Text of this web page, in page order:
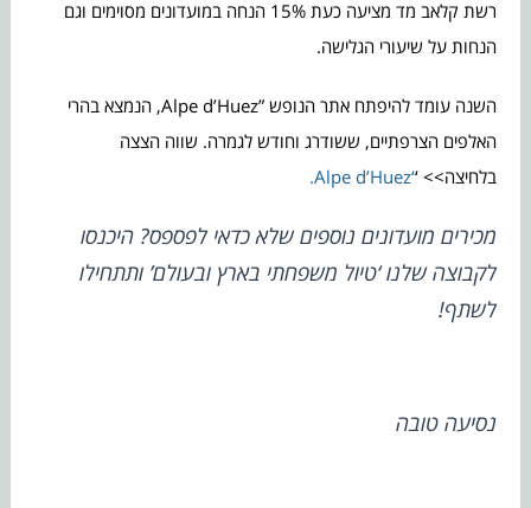
רשת קלאב מד מציעה כעת 15% הנחה במועדונים מסוימים וגם
הנחות על שיעורי הגלישה.
השנה עומד להיפתח אתר הנופש ”Alpe d’Huez, הנמצא בהרי
האלפים הצרפתיים, ששודרג וחודש לגמרה. שווה הצצה
בלחיצה>> ‘‘Alpe d’Huez.
מכירים מועדונים נוספים שלא כדאי לפספס? היכנסו
לקבוצה שלנו‘טיול משפחתי בארץ ובעולם’ ותתחילו
לשתף!
נסיעה טובה